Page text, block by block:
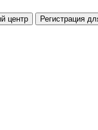
центр